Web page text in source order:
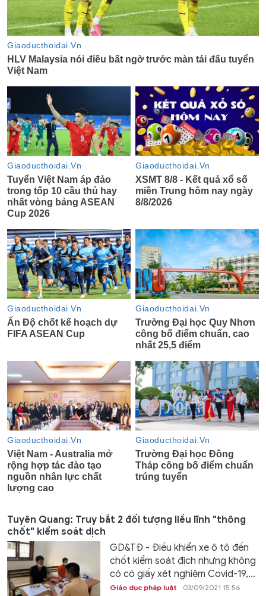
Tuyên Quang: Truy bắt 2 đối tượng liều lĩnh "thông
chốt" kiểm soát dịch
GD&TĐ - Điều khiển xe ô tô đến
chốt kiểm soát địch nhưng không
có có giấy xét nghiệm Covid-19,...
Giáo dục pháp luật 03/09/2021 15:56